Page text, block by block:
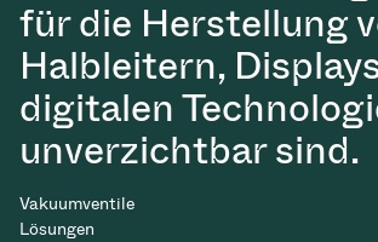
für die Herstellung
Halbleitern,
digitalen
unverzichtbar sind.
Vakuumventile
Lösungen